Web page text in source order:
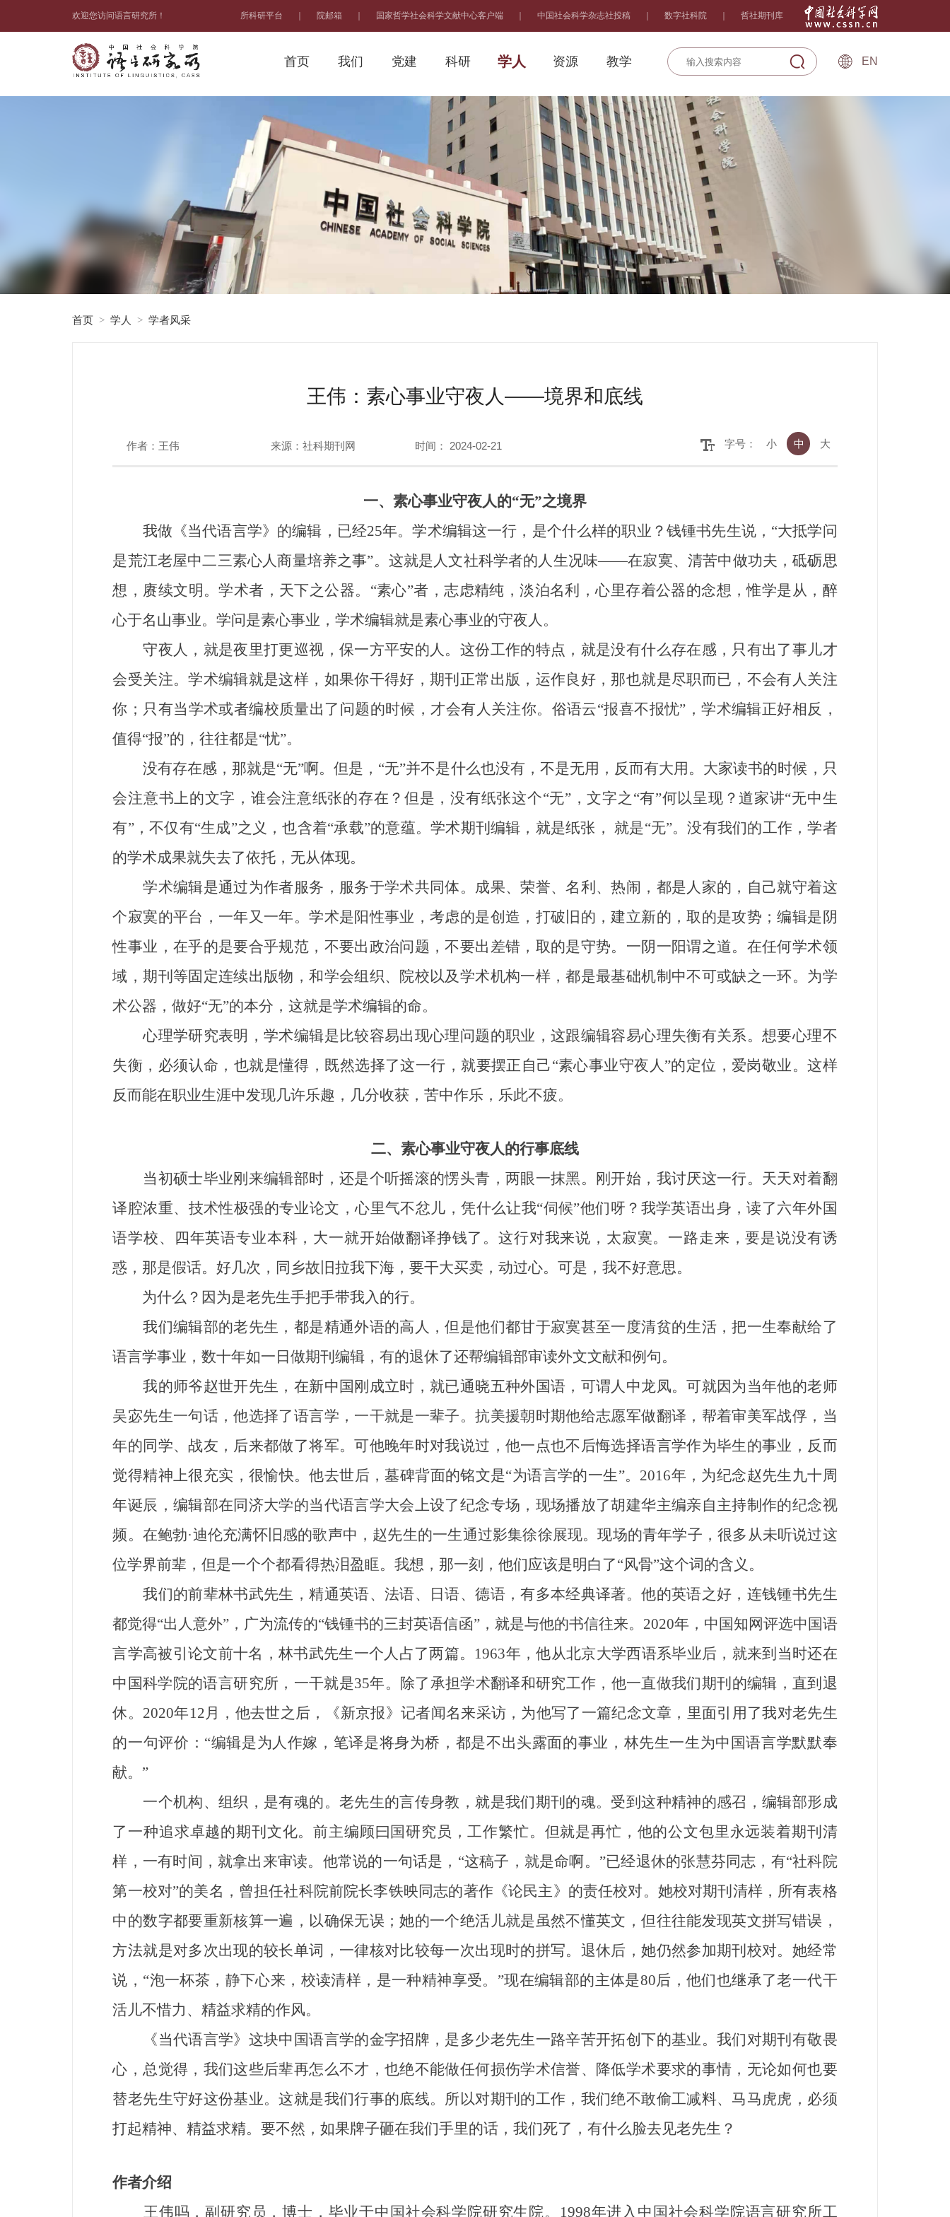
欢迎您访问语言研究所！ 所科研平台 院邮箱 国家哲学社会科学文献中心客户端 中国社会科学杂志社投稿 数字社科院 哲社期刊库
首页 我们 党建 科研 学人 资源 教学 EN
首页 > 学人 > 学者风采
王伟：素心事业守夜人——境界和底线
作者：王伟 来源：社科期刊网 时间： 2024-02-21 字号： 小 中 大
一、素心事业守夜人的“无”之境界
我做《当代语言学》的编辑，已经25年。学术编辑这一行，是个什么样的职业？钱锺书先生说，“大抵学问
是荒江老屋中二三素心人商量培养之事”。这就是人文社科学者的人生况味——在寂寞、清苦中做功夫，砥砺思
想，赓续文明。学术者，天下之公器。“素心”者，志虑精纯，淡泊名利，心里存着公器的念想，惟学是从，醉
心于名山事业。学问是素心事业，学术编辑就是素心事业的守夜人。
守夜人，就是夜里打更巡视，保一方平安的人。这份工作的特点，就是没有什么存在感，只有出了事儿才
会受关注。学术编辑就是这样，如果你干得好，期刊正常出版，运作良好，那也就是尽职而已，不会有人关注
你；只有当学术或者编校质量出了问题的时候，才会有人关注你。俗语云“报喜不报忧”，学术编辑正好相反，
值得“报”的，往往都是“忧”。
没有存在感，那就是“无”啊。但是，“无”并不是什么也没有，不是无用，反而有大用。大家读书的时候，只
会注意书上的文字，谁会注意纸张的存在？但是，没有纸张这个“无”，文字之“有”何以呈现？道家讲“无中生
有”，不仅有“生成”之义，也含着“承载”的意蕴。学术期刊编辑，就是纸张， 就是“无”。没有我们的工作，学者
的学术成果就失去了依托，无从体现。
学术编辑是通过为作者服务，服务于学术共同体。成果、荣誉、名利、热闹，都是人家的，自己就守着这
个寂寞的平台，一年又一年。学术是阳性事业，考虑的是创造，打破旧的，建立新的，取的是攻势；编辑是阴
性事业，在乎的是要合乎规范，不要出政治问题，不要出差错，取的是守势。一阴一阳谓之道。在任何学术领
域，期刊等固定连续出版物，和学会组织、院校以及学术机构一样，都是最基础机制中不可或缺之一环。为学
术公器，做好“无”的本分，这就是学术编辑的命。
心理学研究表明，学术编辑是比较容易出现心理问题的职业，这跟编辑容易心理失衡有关系。想要心理不
失衡，必须认命，也就是懂得，既然选择了这一行，就要摆正自己“素心事业守夜人”的定位，爱岗敬业。这样
反而能在职业生涯中发现几许乐趣，几分收获，苦中作乐，乐此不疲。
二、素心事业守夜人的行事底线
当初硕士毕业刚来编辑部时，还是个听摇滚的愣头青，两眼一抹黑。刚开始，我讨厌这一行。天天对着翻
译腔浓重、技术性极强的专业论文，心里气不忿儿，凭什么让我“伺候”他们呀？我学英语出身，读了六年外国
语学校、四年英语专业本科，大一就开始做翻译挣钱了。这行对我来说，太寂寞。一路走来，要是说没有诱
惑，那是假话。好几次，同乡故旧拉我下海，要干大买卖，动过心。可是，我不好意思。
为什么？因为是老先生手把手带我入的行。
我们编辑部的老先生，都是精通外语的高人，但是他们都甘于寂寞甚至一度清贫的生活，把一生奉献给了
语言学事业，数十年如一日做期刊编辑，有的退休了还帮编辑部审读外文文献和例句。
我的师爷赵世开先生，在新中国刚成立时，就已通晓五种外国语，可谓人中龙凤。可就因为当年他的老师
吴宓先生一句话，他选择了语言学，一干就是一辈子。抗美援朝时期他给志愿军做翻译，帮着审美军战俘，当
年的同学、战友，后来都做了将军。可他晚年时对我说过，他一点也不后悔选择语言学作为毕生的事业，反而
觉得精神上很充实，很愉快。他去世后，墓碑背面的铭文是“为语言学的一生”。2016年，为纪念赵先生九十周
年诞辰，编辑部在同济大学的当代语言学大会上设了纪念专场，现场播放了胡建华主编亲自主持制作的纪念视
频。在鲍勃·迪伦充满怀旧感的歌声中，赵先生的一生通过影集徐徐展现。现场的青年学子，很多从未听说过这
位学界前辈，但是一个个都看得热泪盈眶。我想，那一刻，他们应该是明白了“风骨”这个词的含义。
我们的前辈林书武先生，精通英语、法语、日语、德语，有多本经典译著。他的英语之好，连钱锺书先生
都觉得“出人意外”，广为流传的“钱锺书的三封英语信函”，就是与他的书信往来。2020年，中国知网评选中国语
言学高被引论文前十名，林书武先生一个人占了两篇。1963年，他从北京大学西语系毕业后，就来到当时还在
中国科学院的语言研究所，一干就是35年。除了承担学术翻译和研究工作，他一直做我们期刊的编辑，直到退
休。2020年12月，他去世之后，《新京报》记者闻名来采访，为他写了一篇纪念文章，里面引用了我对老先生
的一句评价：“编辑是为人作嫁，笔译是将身为桥，都是不出头露面的事业，林先生一生为中国语言学默默奉
献。”
一个机构、组织，是有魂的。老先生的言传身教，就是我们期刊的魂。受到这种精神的感召，编辑部形成
了一种追求卓越的期刊文化。前主编顾曰国研究员，工作繁忙。但就是再忙，他的公文包里永远装着期刊清
样，一有时间，就拿出来审读。他常说的一句话是，“这稿子，就是命啊。”已经退休的张慧芬同志，有“社科院
第一校对”的美名，曾担任社科院前院长李铁映同志的著作《论民主》的责任校对。她校对期刊清样，所有表格
中的数字都要重新核算一遍，以确保无误；她的一个绝活儿就是虽然不懂英文，但往往能发现英文拼写错误，
方法就是对多次出现的较长单词，一律核对比较每一次出现时的拼写。退休后，她仍然参加期刊校对。她经常
说，“泡一杯茶，静下心来，校读清样，是一种精神享受。”现在编辑部的主体是80后，他们也继承了老一代干
活儿不惜力、精益求精的作风。
《当代语言学》这块中国语言学的金字招牌，是多少老先生一路辛苦开拓创下的基业。我们对期刊有敬畏
心，总觉得，我们这些后辈再怎么不才，也绝不能做任何损伤学术信誉、降低学术要求的事情，无论如何也要
替老先生守好这份基业。这就是我们行事的底线。所以对期刊的工作，我们绝不敢偷工减料、马马虎虎，必须
打起精神、精益求精。要不然，如果牌子砸在我们手里的话，我们死了，有什么脸去见老先生？
作者介绍
王伟吗，副研究员，博士，毕业于中国社会科学院研究生院。1998年进入中国社会科学院语言研究所工